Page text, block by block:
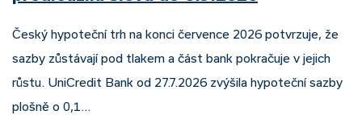
Český hypoteční trh na konci července 2026 potvrzuje, že
sazby zůstávají pod tlakem a část bank pokračuje v jejich
růstu. UniCredit Bank od 27.7.2026 zvýšila hypoteční sazby
plošně o 0,1…